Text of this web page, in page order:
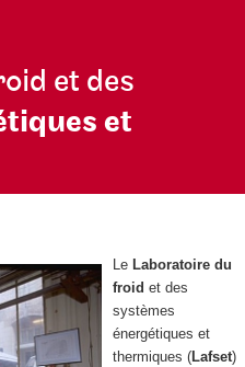
et des
et
Le Laboratoire du
froid et des
systèmes
énergétiques et
thermiques (Lafset)